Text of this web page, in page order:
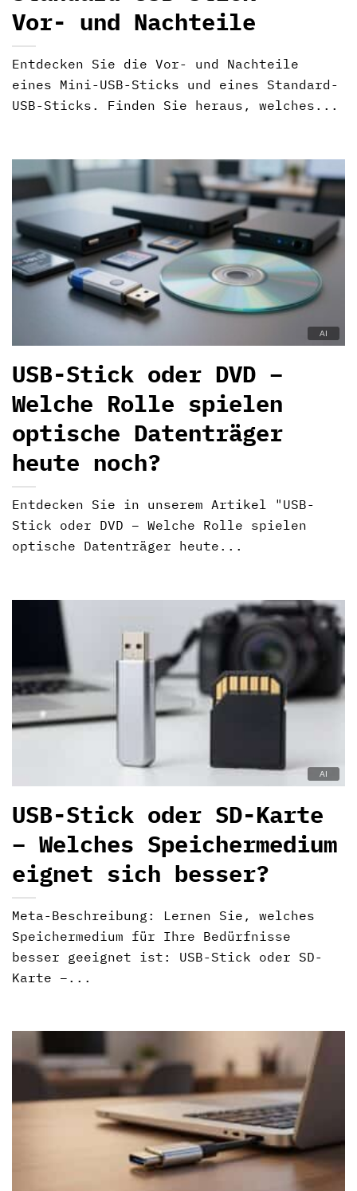
Vor- und Nachteile
Entdecken Sie die Vor- und Nachteile
eines Mini-USB-Sticks und eines Standard-
USB-Sticks. Finden Sie heraus, welches...
USB-Stick oder DVD –
Welche Rolle spielen
optische Datenträger
heute noch?
Entdecken Sie in unserem Artikel "USB-
Stick oder DVD – Welche Rolle spielen
optische Datenträger heute...
USB-Stick oder SD-Karte
– Welches Speichermedium
eignet sich besser?
Meta-Beschreibung: Lernen Sie, welches
Speichermedium für Ihre Bedürfnisse
besser geeignet ist: USB-Stick oder SD-
Karte –...